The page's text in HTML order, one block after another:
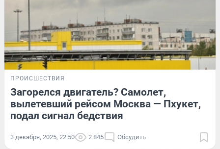
ПРОИСШЕСТВИЯ
Загорелся двигатель? Самолет,
вылетевший рейсом Москва — Пхукет,
подал сигнал бедствия
3 декабря, 2025, 22:50 2 845 Обсудить